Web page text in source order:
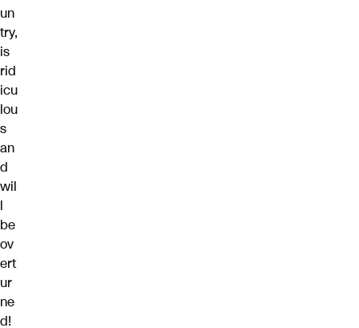
un
try,
is
rid
icu
lou
s
an
d
wil
l
be
ov
ert
ur
ne
d!